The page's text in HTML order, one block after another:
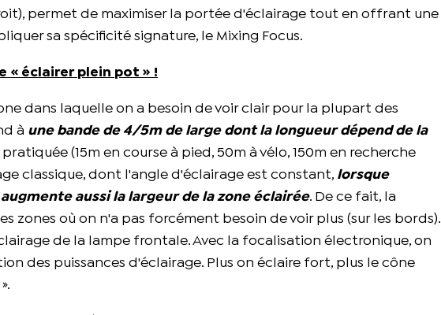
permet de maximiser la portée d'éclairage tout en offrant une
sa spécificité signature, le Mixing Focus.
« éclairer plein pot » !
dans laquelle on a besoin de voir clair pour la plupart des
à une bande de 4/5m de large dont la longueur dépend de la
(15m en course à pied, 50m à vélo, 150m en recherche
classique, dont l'angle d'éclairage est constant, lorsque
aussi la largeur de la zone éclairée. De ce fait, la
zones où on n'a pas forcément besoin de voir plus (sur les bords).
de la lampe frontale. Avec la focalisation électronique, on
des puissances d'éclairage. Plus on éclaire fort, plus le cône